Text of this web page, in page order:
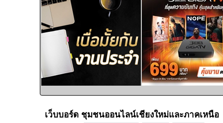
เว็บบอร์ด ชุมชนออนไลน์เชียงใหม่และภาคเหนือ